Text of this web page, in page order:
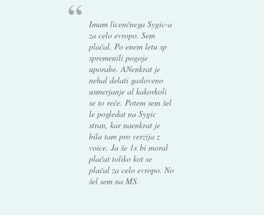
Imam licenčnega Sygic-a
za celo evropo. Sem
plačal. Po enem letu sp
spremenili pogoje
uporabe. ANenkrat je
nehal delati gasloveno
usmerjanje al kakorkoli
se to reče. Potem sem šel
le pogledat na Sygic
stran, kar naenkrat je
bila tam pro verzija z
voice. Ja še 1x bi moral
plačat toliko kot se
plačal za celo evropo. No
šel sem na MS.